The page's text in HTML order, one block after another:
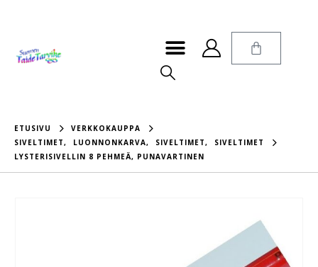
ETUSIVU
VERKKOKAUPPA
SIVELTIMET, LUONNONKARVA, SIVELTIMET,
SIVELTIMET
LYSTERISIVELLIN 8 PEHMEÄ, PUNAVARTINEN